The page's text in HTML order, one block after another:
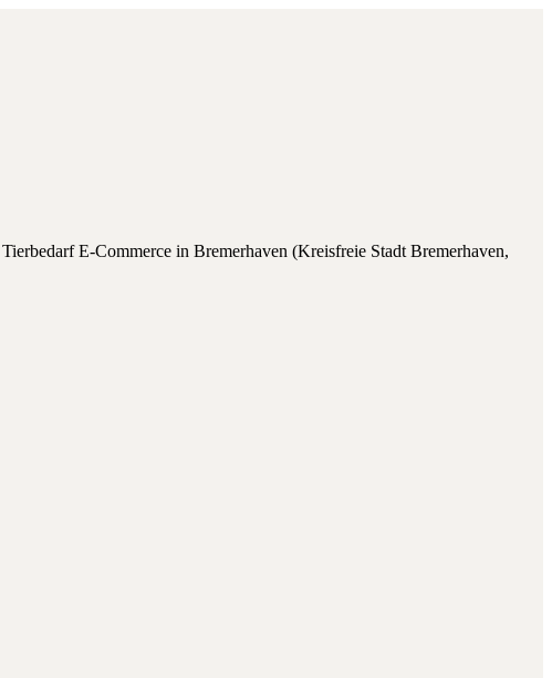
Tierbedarf E-Commerce in Bremerhaven (Kreisfreie Stadt Bremerhaven,